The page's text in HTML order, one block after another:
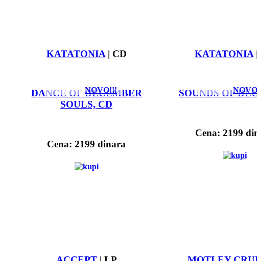
NOVO!!!
KATATONIA| CD
DANCE OF DECEMBER
SOULS, CD
Cena: 2199 dinara
KATATONIA
SOUNDS OF
Cena: 2199